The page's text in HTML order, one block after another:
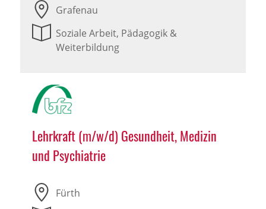
Grafenau
Soziale Arbeit, Pädagogik &
Weiterbildung
Lehrkraft (m/w/d) Gesundheit, Medizin
und Psychiatrie
Fürth